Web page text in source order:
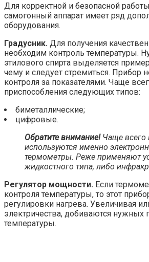
Для корректной и безопасной
самогонный аппарат имеет ряд
оборудования.
Градусник. Для получения
необходим контроль температуры.
этилового спирта выделяется
чему и следует стремиться. Прибор
контроля за показателями. Чаще
приспособления следующих типов:
биметаллические;
цифровые.
Обратите внимание!Чаще всего
используются именно
термометры. Реже применяют
жидкостного типа, либо
Регулятор мощности. Если
контроля температуры, то этот
регулировки нагрева. Увеличивая
электричества, добиваются нужных
температуры.